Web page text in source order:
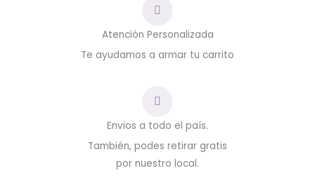
Atención Personalizada
Te ayudamos a armar tu carrito
Envios a todo el país.
También, podes retirar gratis
por nuestro local.